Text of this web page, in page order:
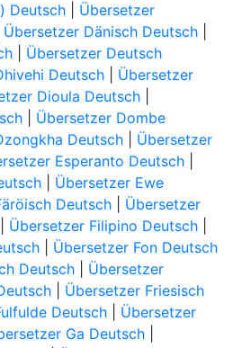
Deutsch| Übersetzer
Übersetzer Dänisch Deutsch|
| Übersetzer Deutsch
Deutsch| Übersetzer
Dioula Deutsch|
| Übersetzer Dombe
Deutsch| Übersetzer
Esperanto Deutsch|
| Übersetzer Ewe
Deutsch| Übersetzer
Übersetzer Filipino Deutsch|
| Übersetzer Fon Deutsch
Deutsch| Übersetzer
| Übersetzer Friesisch
Deutsch| Übersetzer
Ga Deutsch|